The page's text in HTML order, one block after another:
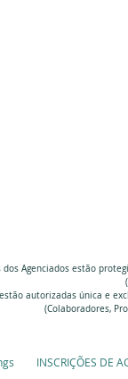
Agenciados estão
autorizadas única e
(Colaboradores,
INSCRIÇÕES DE